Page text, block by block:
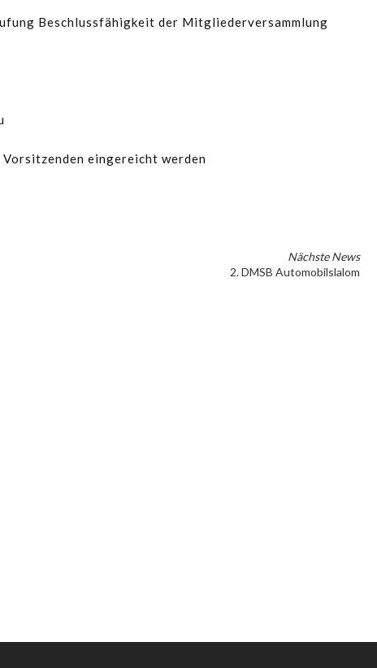
Beschlussfähigkeit der Mitgliederversammlung
eingereicht werden
Nächste News
2. DMSB Automobilslalom